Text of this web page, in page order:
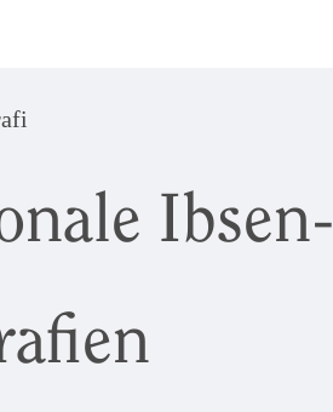
Ibsen-